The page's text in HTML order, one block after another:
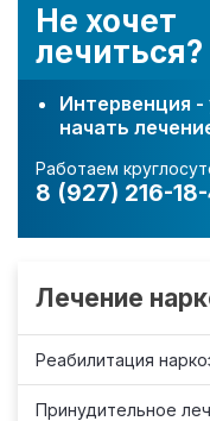
Не хочет
лечиться?
Интервенция -
начать
Работаем
8 (927) 216-
Лечение
Реабилитация
Принудительное